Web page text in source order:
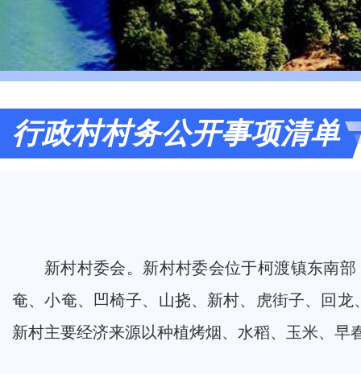
行政村村务公开事项清单
新村村委会。新村村委会位于柯渡镇东南
奄、小奄、凹椅子、山挠、新村、虎街子、回
新村主要经济来源以种植烤烟、水稻、玉米、